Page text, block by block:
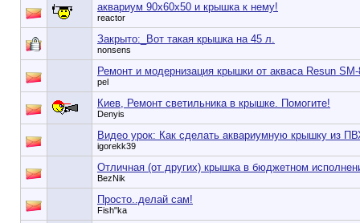
аквариум 90х60х50 и крышка к нему!
reactor
Закрыто:_ Вот такая крышка на 45 л.
nonsens
Ремонт и модернизация крышки от акваса Resun
pel
Киев, Ремонт светильника в крышке. Помогите!
Denyis
Видео урок: Как сделать аквариумную крышку из
igorekk39
Отличная (от других) крышка в бюджетном
BezNik
Просто..делай сам!
Fish"ka